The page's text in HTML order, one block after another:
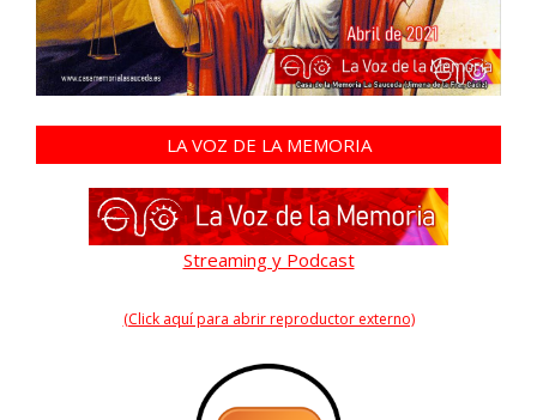
LA VOZ DE LA MEMORIA
Streaming y Podcast
(Click aquí para abrir reproductor externo)